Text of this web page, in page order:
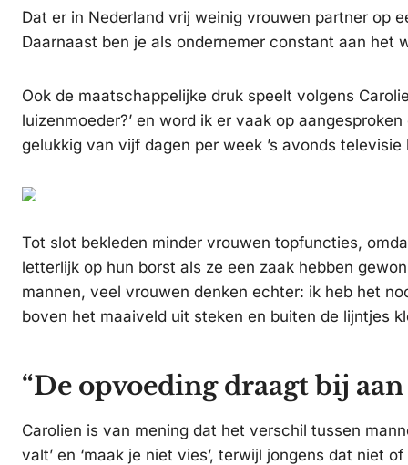
Dat er in Nederland vrij weinig vrouwen partner op
Daarnaast ben je als ondernemer constant aan het
Ook de maatschappelijke druk speelt volgens
luizenmoeder?’ en word ik er vaak op
gelukkig van vijf dagen per week ’s avonds televisie
Tot slot bekleden minder vrouwen topfuncties,
letterlijk op hun borst als ze een zaak hebben
mannen, veel vrouwen denken echter: ik heb het
boven het maaiveld uit steken en buiten de lijntjes
“De opvoeding draagt bij
Carolien is van mening dat het verschil tussen
valt’ en ‘maak je niet vies’, terwijl jongens dat